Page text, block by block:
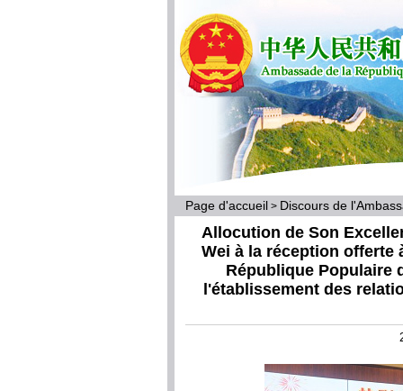
Page d'accueil > Discours de
Allocution de Son
Wei à la réception offerte
République Populaire
l'établissement des